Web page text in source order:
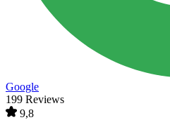
Google
199 Reviews
9,8